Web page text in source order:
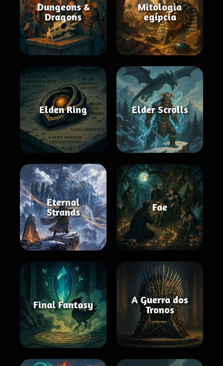
Dungeons &
Dragons
Mitologia
egípcia
Elden Ring Elder Scrolls
Eternal
Strands
Fae
Final Fantasy
A Guerra dos
Tronos